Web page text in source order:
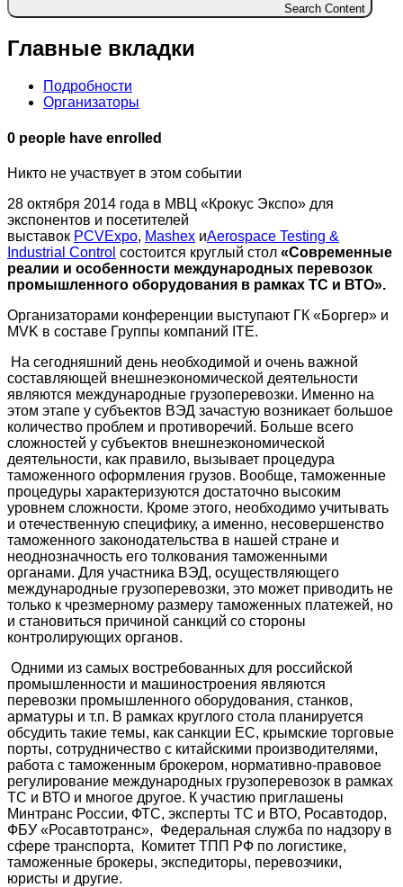
Search Content
Главные вкладки
Подробности
Организаторы
0 people have enrolled
Никто не участвует в этом событии
28 октября 2014 года в МВЦ «Крокус Экспо» для
экспонентов и посетителей
выставок PCVExpo, Mashex иAerospace Testing &
Industrial Control состоится круглый стол «Современные
реалии и особенности международных перевозок
промышленного оборудования в рамках ТС и ВТО».
Организаторами конференции выступают ГК «Боргер» и
MVK в составе Группы компаний ITE.
На сегодняшний день необходимой и очень важной
составляющей внешнеэкономической деятельности
являются международные грузоперевозки. Именно на
этом этапе у субъектов ВЭД зачастую возникает большое
количество проблем и противоречий. Больше всего
сложностей у субъектов внешнеэкономической
деятельности, как правило, вызывает процедура
таможенного оформления грузов. Вообще, таможенные
процедуры характеризуются достаточно высоким
уровнем сложности. Кроме этого, необходимо учитывать
и отечественную специфику, а именно, несовершенство
таможенного законодательства в нашей стране и
неоднозначность его толкования таможенными
органами. Для участника ВЭД, осуществляющего
международные грузоперевозки, это может приводить не
только к чрезмерному размеру таможенных платежей, но
и становиться причиной санкций со стороны
контролирующих органов.
Одними из самых востребованных для российской
промышленности и машиностроения являются
перевозки промышленного оборудования, станков,
арматуры и т.п. В рамках круглого стола планируется
обсудить такие темы, как санкции ЕС, крымские торговые
порты, сотрудничество с китайскими производителями,
работа с таможенным брокером, нормативно-правовое
регулирование международных грузоперевозок в рамках
ТС и ВТО и многое другое. К участию приглашены
Минтранс России, ФТС, эксперты ТС и ВТО, Росавтодор,
ФБУ «Росавтотранс», Федеральная служба по надзору в
сфере транспорта, Комитет ТПП РФ по логистике,
таможенные брокеры, экспедиторы, перевозчики,
юристы и другие.